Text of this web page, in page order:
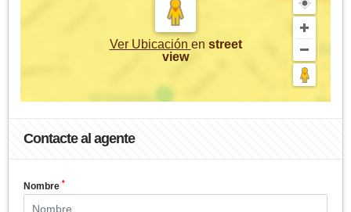
Ver Ubicación en street
view
Contacte al agente
Nombre *